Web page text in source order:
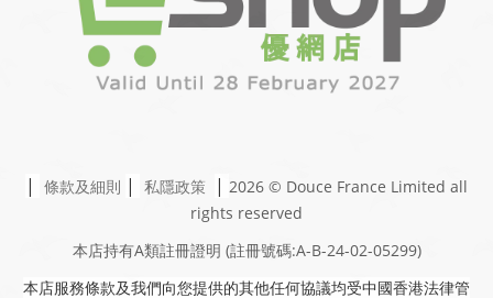
| 條款及細則 | 私隱政策 | 2026 © Douce France Limited all
rights reserved
本店持有A類註冊證明 (註冊號碼:A-B-24-02-05299)
本店服務條款及我們向您提供的其他任何協議均受中國香港法律管